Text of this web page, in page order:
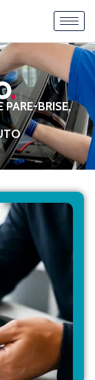
PARE-BRISE,
des